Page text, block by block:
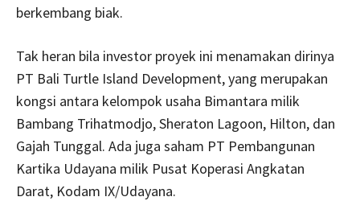
berkembang biak.
Tak heran bila investor proyek ini menamakan dirinya
PT Bali Turtle Island Development, yang merupakan
kongsi antara kelompok usaha Bimantara milik
Bambang Trihatmodjo, Sheraton Lagoon, Hilton, dan
Gajah Tunggal. Ada juga saham PT Pembangunan
Kartika Udayana milik Pusat Koperasi Angkatan
Darat, Kodam IX/Udayana.